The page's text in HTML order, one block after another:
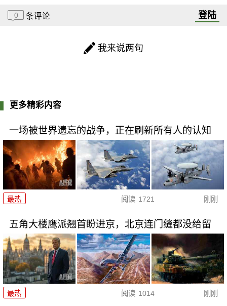
0 条评论 登陆
我来说两句
更多精彩内容
一场被世界遗忘的战争，正在刷新所有人的认知
最热 阅读 1721 刚刚
五角大楼鹰派翘首盼进京，北京连门缝都没给留
最热 阅读 1014 刚刚